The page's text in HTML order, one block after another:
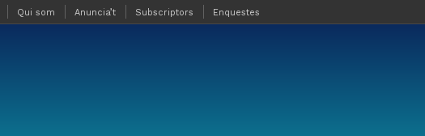
Qui som Anuncia’t Subscriptors Enquestes